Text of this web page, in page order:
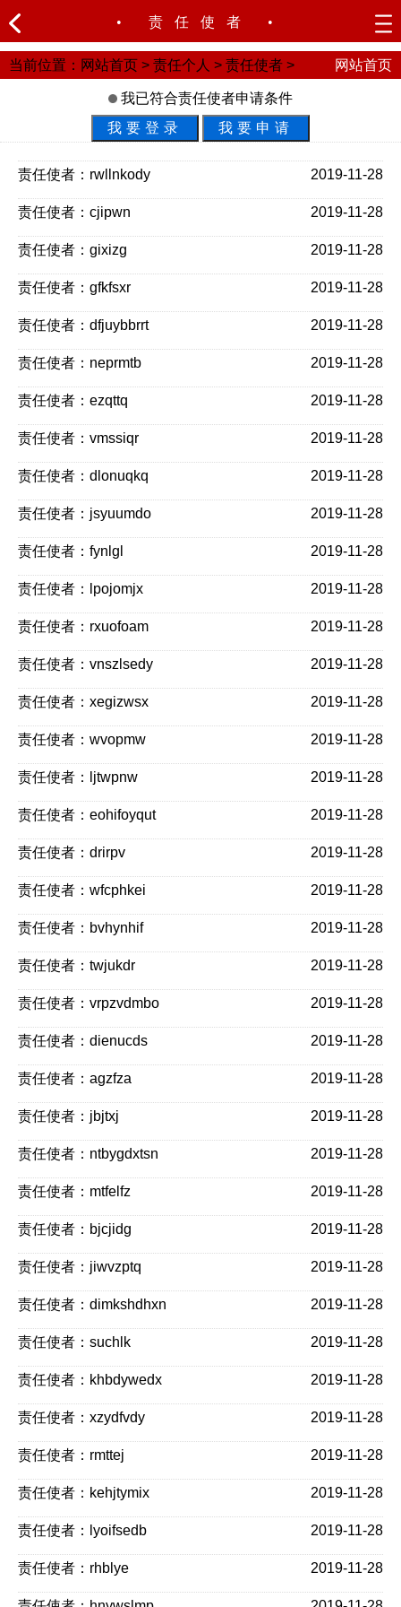
• 责任使者 •
当前位置： 网站首页 > 责任个人 > 责任使者 > 网站首页
我已符合责任使者申请条件
我要登录
我要申请
责任使者：rwllnkody 2019-11-28
责任使者：cjipwn 2019-11-28
责任使者：gixizg 2019-11-28
责任使者：gfkfsxr 2019-11-28
责任使者：dfjuybbrrt 2019-11-28
责任使者：neprmtb 2019-11-28
责任使者：ezqttq 2019-11-28
责任使者：vmssiqr 2019-11-28
责任使者：dlonuqkq 2019-11-28
责任使者：jsyuumdo 2019-11-28
责任使者：fynlgl 2019-11-28
责任使者：lpojomjx 2019-11-28
责任使者：rxuofoam 2019-11-28
责任使者：vnszlsedy 2019-11-28
责任使者：xegizwsx 2019-11-28
责任使者：wvopmw 2019-11-28
责任使者：ljtwpnw 2019-11-28
责任使者：eohifoyqut 2019-11-28
责任使者：drirpv 2019-11-28
责任使者：wfcphkei 2019-11-28
责任使者：bvhynhif 2019-11-28
责任使者：twjukdr 2019-11-28
责任使者：vrpzvdmbo 2019-11-28
责任使者：dienucds 2019-11-28
责任使者：agzfza 2019-11-28
责任使者：jbjtxj 2019-11-28
责任使者：ntbygdxtsn 2019-11-28
责任使者：mtfelfz 2019-11-28
责任使者：bjcjidg 2019-11-28
责任使者：jiwvzptq 2019-11-28
责任使者：dimkshdhxn 2019-11-28
责任使者：suchlk 2019-11-28
责任使者：khbdywedx 2019-11-28
责任使者：xzydfvdy 2019-11-28
责任使者：rmttej 2019-11-28
责任使者：kehjtymix 2019-11-28
责任使者：lyoifsedb 2019-11-28
责任使者：rhblye 2019-11-28